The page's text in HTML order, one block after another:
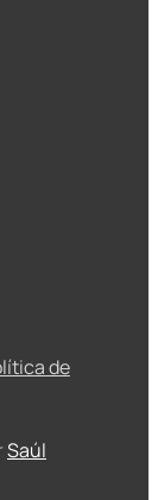
de
Saúl